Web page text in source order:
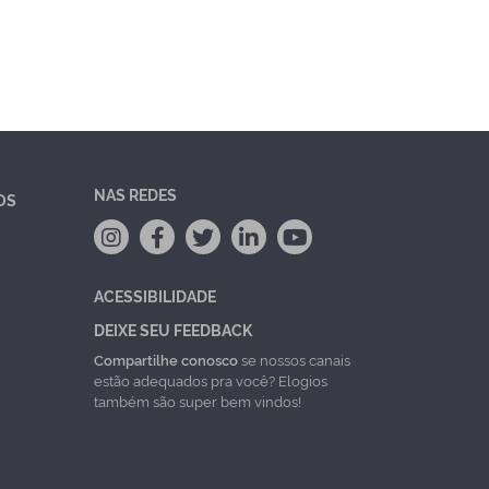
NAS REDES
ACESSIBILIDADE
DEIXE SEU FEEDBACK
Compartilhe conoscose nossos canais
estão adequados pra você? Elogios
também são super bem vindos!